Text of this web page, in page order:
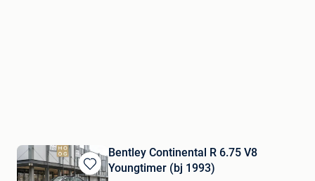
Bewaren
Bentley Continental R 6.75 V8
Youngtimer (bj 1993)